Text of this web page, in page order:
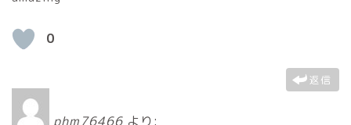
0
返信
phm76466 より: